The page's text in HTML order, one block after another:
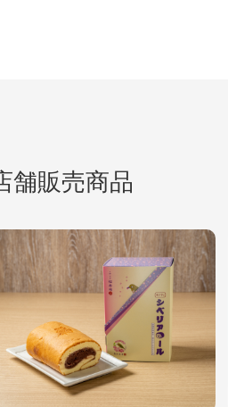
舗販売商品